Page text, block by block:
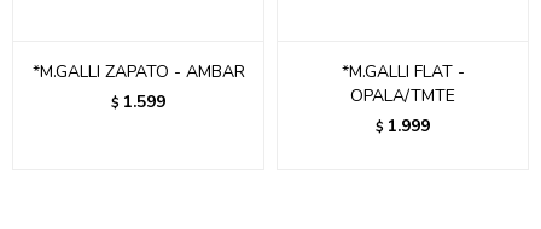
*M.GALLI ZAPATO - AMBAR
$ 1.599
*M.GALLI FLAT -
OPALA/TMTE
$ 1.999